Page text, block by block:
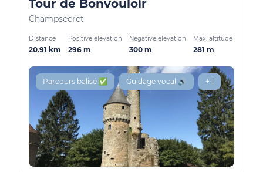
Tour de Bonvouloir
Champsecret
Distance
20.91 km
Positive elevation
296 m
Negative elevation
300 m
Max. altitude
281 m
Parcours balisé ✅ Guidage vocal 🔊 + 1